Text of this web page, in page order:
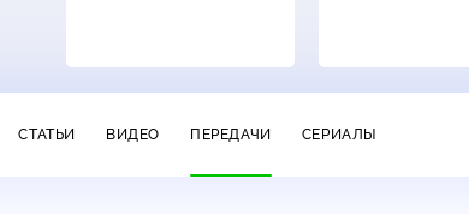
СТАТЬИ ВИДЕО ПЕРЕДАЧИ СЕРИАЛЫ